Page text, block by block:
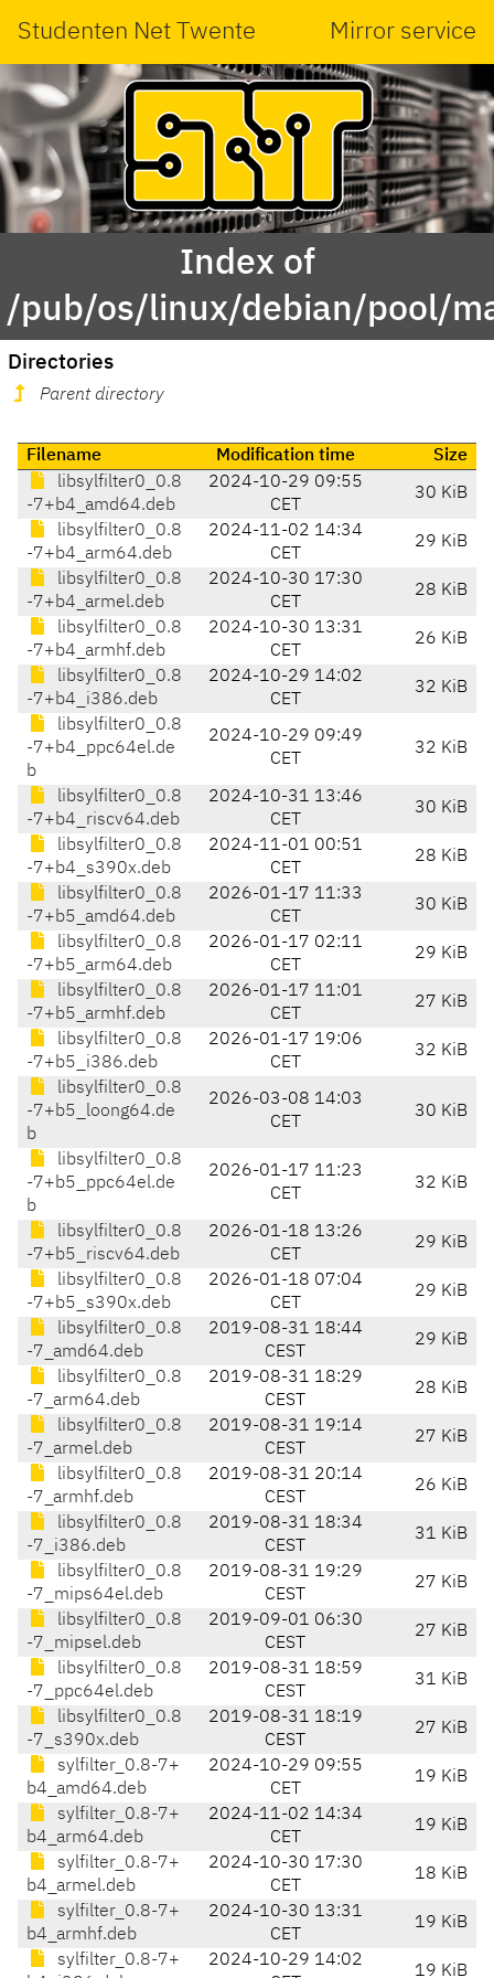
Studenten Net Twente Mirror service
Index of
/pub/os/linux/debian/pool/
Directories
Parent directory
Filename Modification time
Size
libsylfilter0_0.8
-7+b4_amd64.deb
2024-10-29 09:55
CET
30 KiB
libsylfilter0_0.8
-7+b4_arm64.deb
2024-11-02 14:34
CET
29 KiB
libsylfilter0_0.8
-7+b4_armel.deb
2024-10-30 17:30
CET
28 KiB
libsylfilter0_0.8
-7+b4_armhf.deb
2024-10-30 13:31
CET
26 KiB
libsylfilter0_0.8
-7+b4_i386.deb
2024-10-29 14:02
CET
32 KiB
libsylfilter0_0.8
-7+b4_ppc64el.de
b
2024-10-29 09:49
CET
32 KiB
libsylfilter0_0.8
-7+b4_riscv64.deb
2024-10-31 13:46
CET
30 KiB
libsylfilter0_0.8
-7+b4_s390x.deb
2024-11-01 00:51
CET
28 KiB
libsylfilter0_0.8
-7+b5_amd64.deb
2026-01-17 11:33
CET
30 KiB
libsylfilter0_0.8
-7+b5_arm64.deb
2026-01-17 02:11
CET
29 KiB
libsylfilter0_0.8
-7+b5_armhf.deb
2026-01-17 11:01
CET
27 KiB
libsylfilter0_0.8
-7+b5_i386.deb
2026-01-17 19:06
CET
32 KiB
libsylfilter0_0.8
-7+b5_loong64.de
b
2026-03-08 14:03
CET
30 KiB
libsylfilter0_0.8
-7+b5_ppc64el.de
b
2026-01-17 11:23
CET
32 KiB
libsylfilter0_0.8
-7+b5_riscv64.deb
2026-01-18 13:26
CET
29 KiB
libsylfilter0_0.8
-7+b5_s390x.deb
2026-01-18 07:04
CET
29 KiB
libsylfilter0_0.8
-7_amd64.deb
2019-08-31 18:44
CEST
29 KiB
libsylfilter0_0.8
-7_arm64.deb
2019-08-31 18:29
CEST
28 KiB
libsylfilter0_0.8
-7_armel.deb
2019-08-31 19:14
CEST
27 KiB
libsylfilter0_0.8
-7_armhf.deb
2019-08-31 20:14
CEST
26 KiB
libsylfilter0_0.8
-7_i386.deb
2019-08-31 18:34
CEST
31 KiB
libsylfilter0_0.8
-7_mips64el.deb
2019-08-31 19:29
CEST
27 KiB
libsylfilter0_0.8
-7_mipsel.deb
2019-09-01 06:30
CEST
27 KiB
libsylfilter0_0.8
-7_ppc64el.deb
2019-08-31 18:59
CEST
31 KiB
libsylfilter0_0.8
-7_s390x.deb
2019-08-31 18:19
CEST
27 KiB
sylfilter_0.8-7+
b4_amd64.deb
2024-10-29 09:55
CET
19 KiB
sylfilter_0.8-7+
b4_arm64.deb
2024-11-02 14:34
CET
19 KiB
sylfilter_0.8-7+
b4_armel.deb
2024-10-30 17:30
CET
18 KiB
sylfilter_0.8-7+
b4_armhf.deb
2024-10-30 13:31
CET
19 KiB
sylfilter_0.8-7+
2024-10-29 14:02
19 KiB